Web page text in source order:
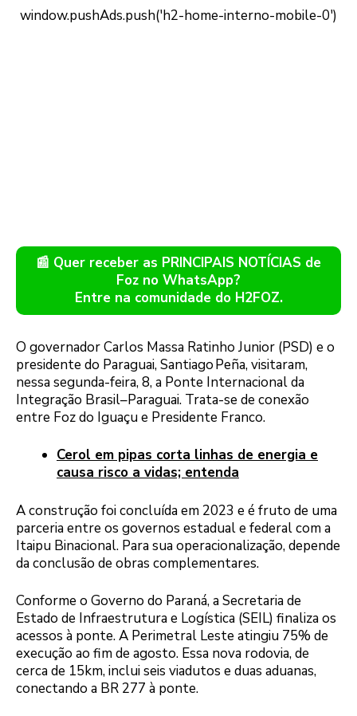
📰 Quer receber as PRINCIPAIS NOTÍCIAS de
Foz no WhatsApp?
Entre na comunidade do H2FOZ.
O governador Carlos Massa Ratinho Junior (PSD) e o
presidente do Paraguai, Santiago Peña, visitaram,
nessa segunda-feira, 8, a Ponte Internacional da
Integração Brasil–Paraguai. Trata-se de conexão
entre Foz do Iguaçu e Presidente Franco.
Cerol em pipas corta linhas de energia e
causa risco a vidas; entenda
A construção foi concluída em 2023 e é fruto de uma
parceria entre os governos estadual e federal com a
Itaipu Binacional. Para sua operacionalização, depende
da conclusão de obras complementares.
Conforme o Governo do Paraná, a Secretaria de
Estado de Infraestrutura e Logística (SEIL) finaliza os
acessos à ponte. A Perimetral Leste atingiu 75% de
execução ao fim de agosto. Essa nova rodovia, de
cerca de 15km, inclui seis viadutos e duas aduanas,
conectando a BR 277 à ponte.